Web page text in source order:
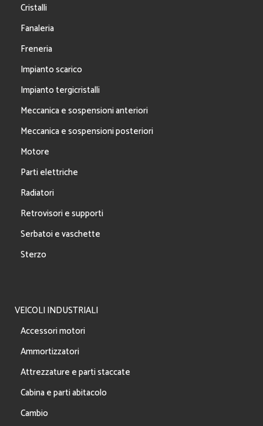
Cristalli
Fanaleria
Freneria
Impianto scarico
Impianto tergicristalli
Meccanica e sospensioni anteriori
Meccanica e sospensioni posteriori
Motore
Parti elettriche
Radiatori
Retrovisori e supporti
Serbatoi e vaschette
Sterzo
VEICOLI INDUSTRIALI
Accessori motori
Ammortizzatori
Attrezzature e parti staccate
Cabina e parti abitacolo
Cambio